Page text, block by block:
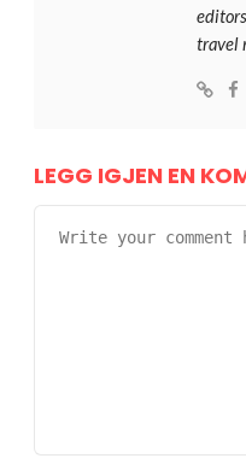
travel
LEGG IGJEN EN